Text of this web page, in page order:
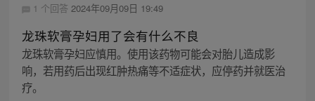
1 个回答 2024年09月09日 19:49
龙珠软膏孕妇用了会有什么不良
龙珠软膏孕妇应慎用。使用该药物可能会对胎儿造成影
响，若用药后出现红肿热痛等不适症状，应停药并就医治
疗。